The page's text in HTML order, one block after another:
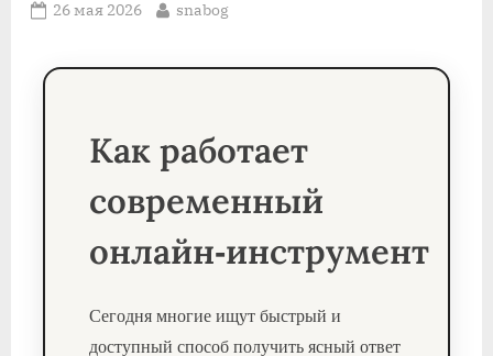
Posted
26 мая 2026 By
snabog
Как работает
современный
онлайн‑инструмент
Сегодня многие ищут быстрый и
доступный способ получить ясный ответ